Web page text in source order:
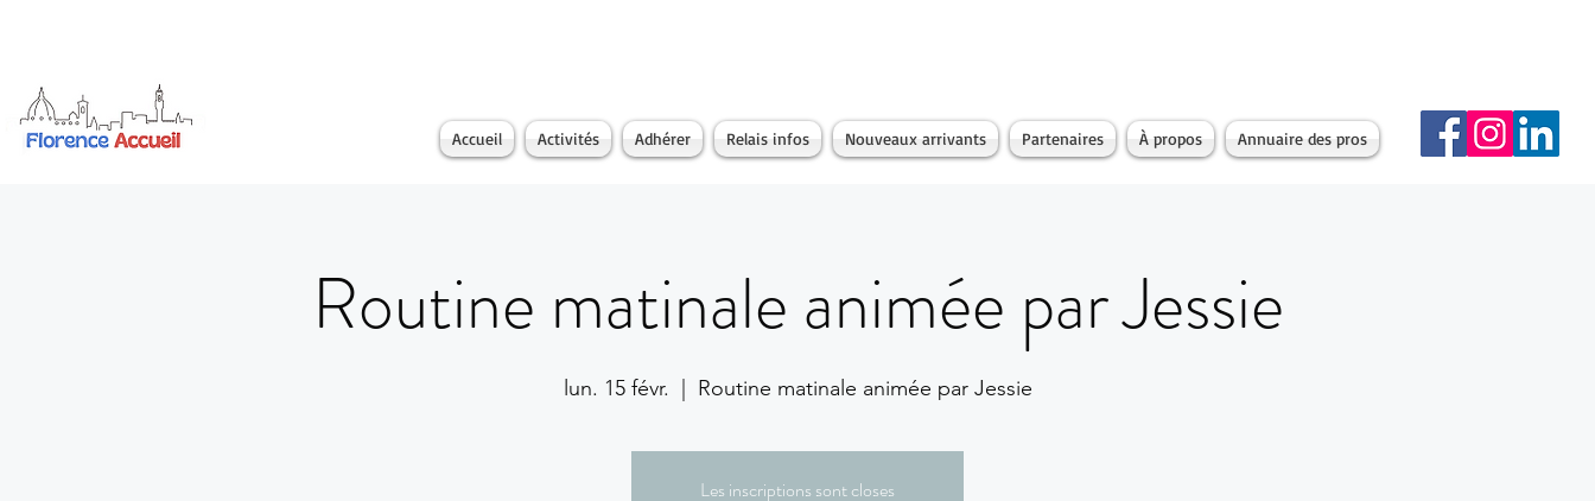
Accueil Activités Adhérer Relais infos Nouveaux arrivants Partenaires À propos Annuaire des pros
Routine matinale animée par Jessie
lun. 15 févr. Routine matinale animée par Jessie
Les inscriptions sont closes